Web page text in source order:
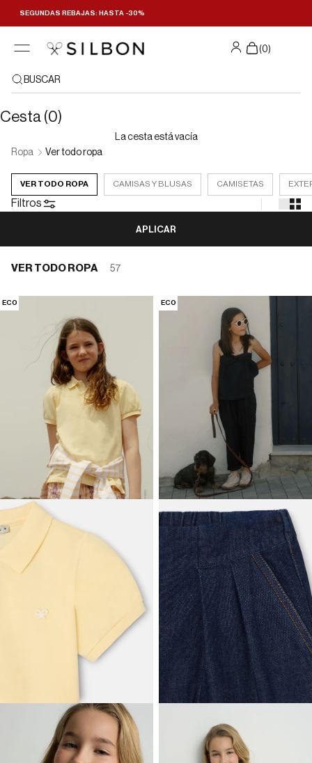
SEGUNDAS REBAJAS: HASTA -30%
(0)
BUSCAR
Cesta (0)
La cesta está vacía
Ropa
Ver todo ropa
VER TODO ROPA CAMISAS Y BLUSAS CAMISETAS
Filtros
APLICAR
VER TODO ROPA 57
ECO ECO